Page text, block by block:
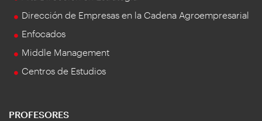
Dirección de Empresas en la Cadena Agroempresarial
Enfocados
Middle Management
Centros de Estudios
PROFESORES